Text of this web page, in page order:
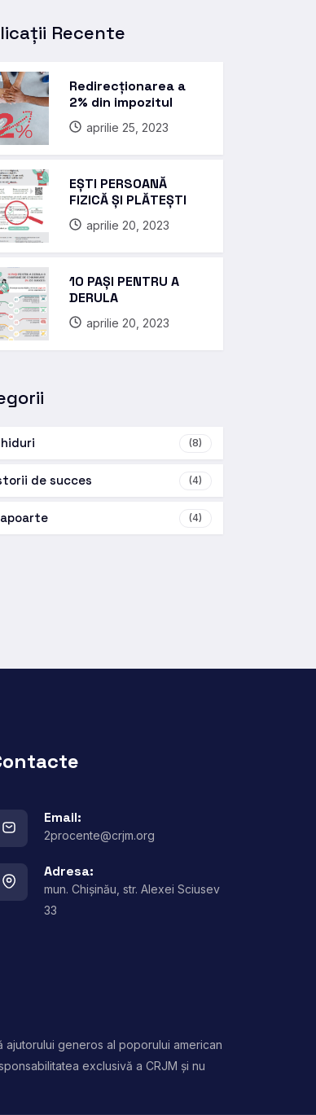
Recente
Redirecționarea a
2% din impozitul
aprilie 25, 2023
EȘTI PERSOANĂ
FIZICĂ ȘI PLĂTEȘTI
aprilie 20, 2023
10 PAȘI PENTRU A
DERULA
aprilie 20, 2023
(8)
de succes (4)
(4)
Email:
2procente@crjm.org
Adresa:
mun. Chișinău, str. Alexei Sciusev
33
generos al poporului american
exclusivă a CRJM și nu